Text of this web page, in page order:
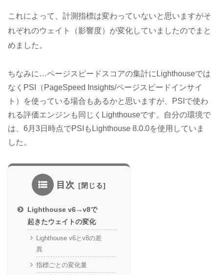
これによって、計測指標は変わっていないと思いますがそ
れぞれのウェイト（影響度）が変化していましたのでまと
めました。
ちなみに…ページスピードスコアの集計にLighthouseでは
なくPSI（PageSpeed Insights/ページスピードインサイ
ト）を使っている場合もあるかと思いますが、PSIで使わ
れる評価エンジンも同じくLighthouseです。自分の環境で
は、6月3日時点でPSIもLighthouse 8.0.0を使用していま
した。
目次
Lighthouse v6→v8で
起きたウェイトの変化
Lighthouse v6とv8の差
異
指標ごとの変化量